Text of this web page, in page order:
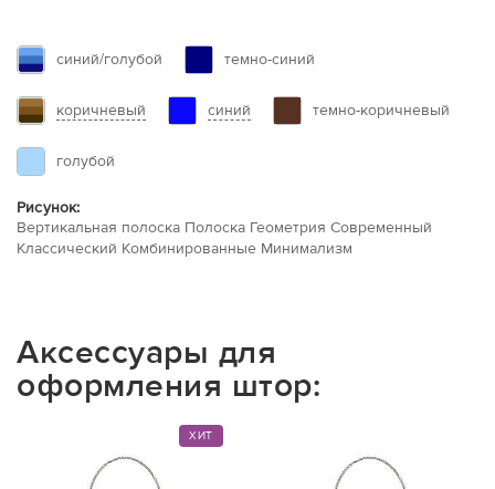
синий/голубой темно-синий
коричневый синий темно-коричневый
голубой
Рисунок:
Вертикальная полоска Полоска Геометрия Современный
Классический Комбинированные Минимализм
Аксессуары для
оформления штор:
ХИТ